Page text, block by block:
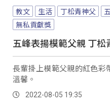
教文 生活 丁松青神父
無私貢獻獎
五峰表揚模範父親 丁
長輩掛上模範父親的紅色彩
溫馨。
2022-08-05 19:35